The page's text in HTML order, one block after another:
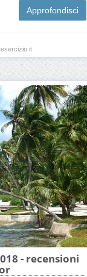
Approfondisci
- recensioni